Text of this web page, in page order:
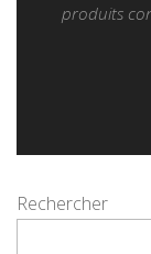
produits
Rechercher